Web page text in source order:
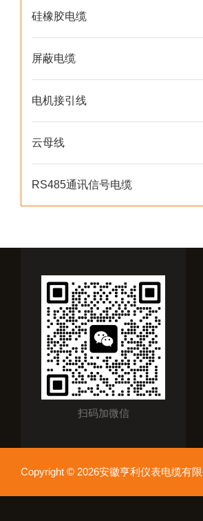
硅橡胶电缆
屏蔽电缆
电机接引线
云母线
RS485通讯信号电缆
扫码加微信
Copyright © 2026安徽亨利仪表电缆有